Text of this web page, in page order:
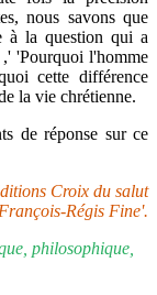
nous savons que
à la question qui a
'Pourquoi l'homme
cette différence
la vie chrétienne.
de réponse sur ce
Croix du salut
François-Régis Fine'.
philosophique,